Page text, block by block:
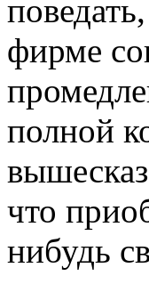
фирме
полной
что
нибудь